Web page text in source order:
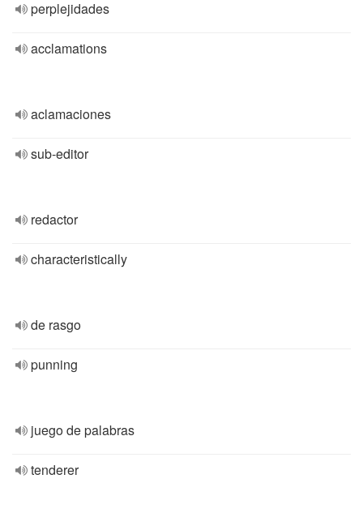
perplejidades
acclamations
aclamaciones
sub-editor
redactor
characteristically
de rasgo
punning
juego de palabras
tenderer